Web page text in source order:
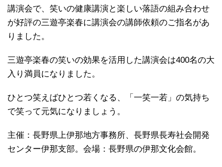
講演会で、笑いの健康講演と楽しい落語の組み合わせ
が好評の三遊亭楽春に講演会の講師依頼のご指名があ
りました。
三遊亭楽春の笑いの効果を活用した講演会は400名の大
入り満員になりました。
ひとつ笑えばひとつ若くなる、「一笑一若」の気持ち
で笑って元気になりましょう。
主催：長野県上伊那地方事務所、長野県長寿社会開発
センター伊那支部。会場：長野県の伊那文化会館。